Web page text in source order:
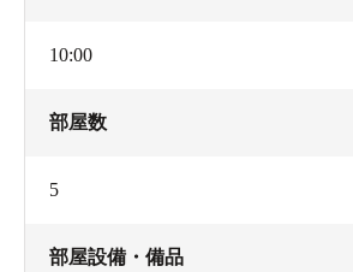
10:00
部屋数
5
部屋設備・備品